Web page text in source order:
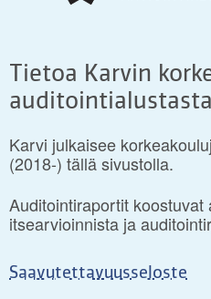
Tietoa Karvin
auditointialustasta
Karvi julkaisee
(2018-) tällä sivustolla.
Auditointiraportit
itsearvioinnista ja
Saavutettavuusseloste